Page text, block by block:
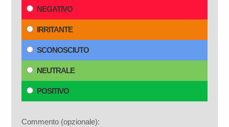
NEGATIVO
IRRITANTE
SCONOSCIUTO
NEUTRALE
POSITIVO
Commento (opzionale):